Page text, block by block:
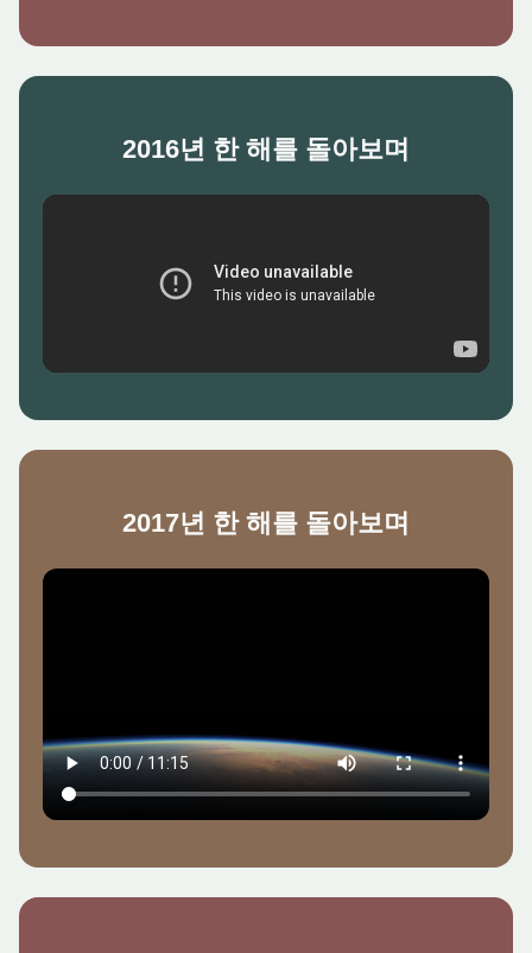
2016년 한 해를 돌아보며
2017년 한 해를 돌아보며